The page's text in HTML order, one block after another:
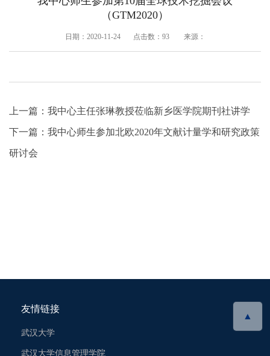
（GTM2020）
日期：2020-11-24 点击数： 93来源：
上一篇： 我中心主任张琳教授莅临新乡医学院期刊社讲学
下一篇： 我中心师生参加北欧2020年文献计量学和研究政策
研讨会
友情链接
武汉大学
武汉大学信息管理学院
▲